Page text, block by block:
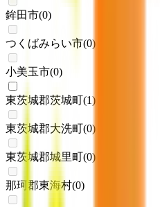
鉾田市(0)
つくばみらい市(0)
小美玉市(0)
東茨城郡茨城町(1)
東茨城郡大洗町(0)
東茨城郡城里町(0)
那珂郡東海村(0)